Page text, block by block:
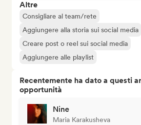
Altre
Consigliare al team/rete
Aggiungere alla storia sui social media
Creare post o reel sui social media
Aggiungere alle playlist
Recentemente ha dato a questi
opportunità
Nine
Maria Karakusheva